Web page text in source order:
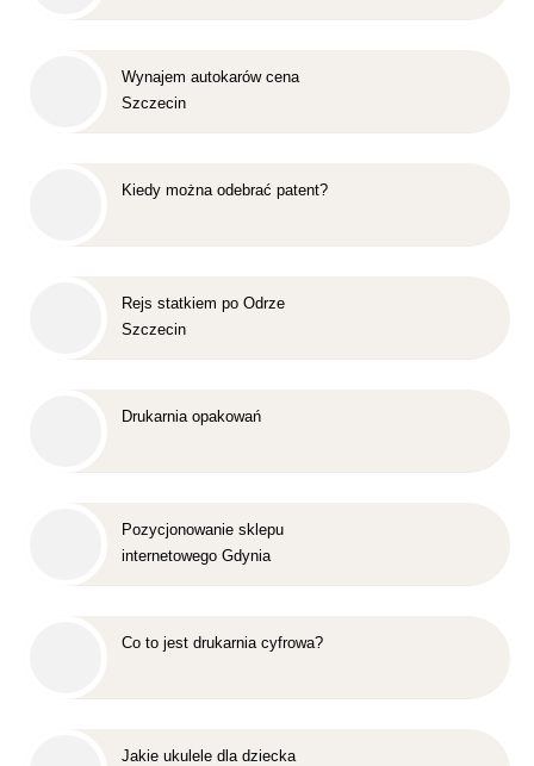
Wynajem autokarów cena
Szczecin
Kiedy można odebrać patent?
Rejs statkiem po Odrze
Szczecin
Drukarnia opakowań
Pozycjonowanie sklepu
internetowego Gdynia
Co to jest drukarnia cyfrowa?
Jakie ukulele dla dziecka